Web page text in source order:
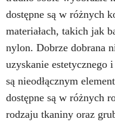
dostępne są w różnych
materiałach, takich jak
nylon. Dobrze dobrana
uzyskanie estetycznego
są nieodłącznym
dostępne są w różnych
rodzaju tkaniny oraz